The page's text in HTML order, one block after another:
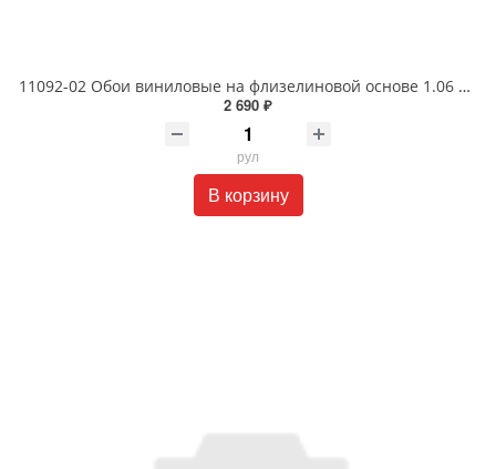
11092-02 Обои виниловые на флизелиновой основе 1.06 X 10 м
2 690 ₽
рул
В корзину